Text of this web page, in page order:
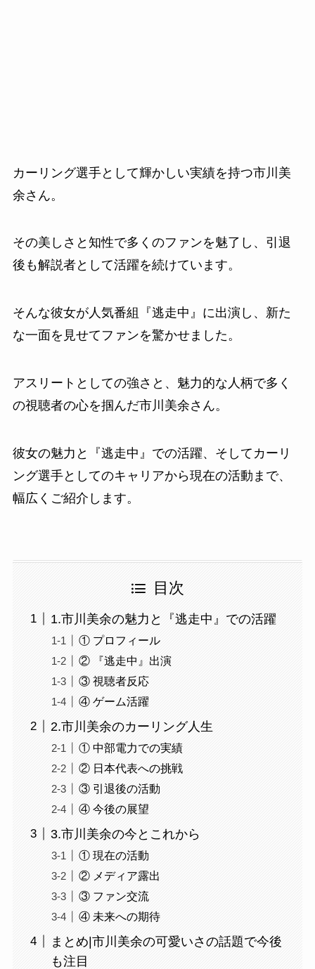
カーリング選手として輝かしい実績を持つ市川美
余さん。
その美しさと知性で多くのファンを魅了し、引退
後も解説者として活躍を続けています。
そんな彼女が人気番組『逃走中』に出演し、新た
な一面を見せてファンを驚かせました。
アスリートとしての強さと、魅力的な人柄で多く
の視聴者の心を掴んだ市川美余さん。
彼女の魅力と『逃走中』での活躍、そしてカーリ
ング選手としてのキャリアから現在の活動まで、
幅広くご紹介します。
目次
1.市川美余の魅力と『逃走中』での活躍
① プロフィール
② 『逃走中』出演
③ 視聴者反応
④ ゲーム活躍
2.市川美余のカーリング人生
① 中部電力での実績
② 日本代表への挑戦
③ 引退後の活動
④ 今後の展望
3.市川美余の今とこれから
① 現在の活動
② メディア露出
③ ファン交流
④ 未来への期待
まとめ|市川美余の可愛いさの話題で今後
も注目